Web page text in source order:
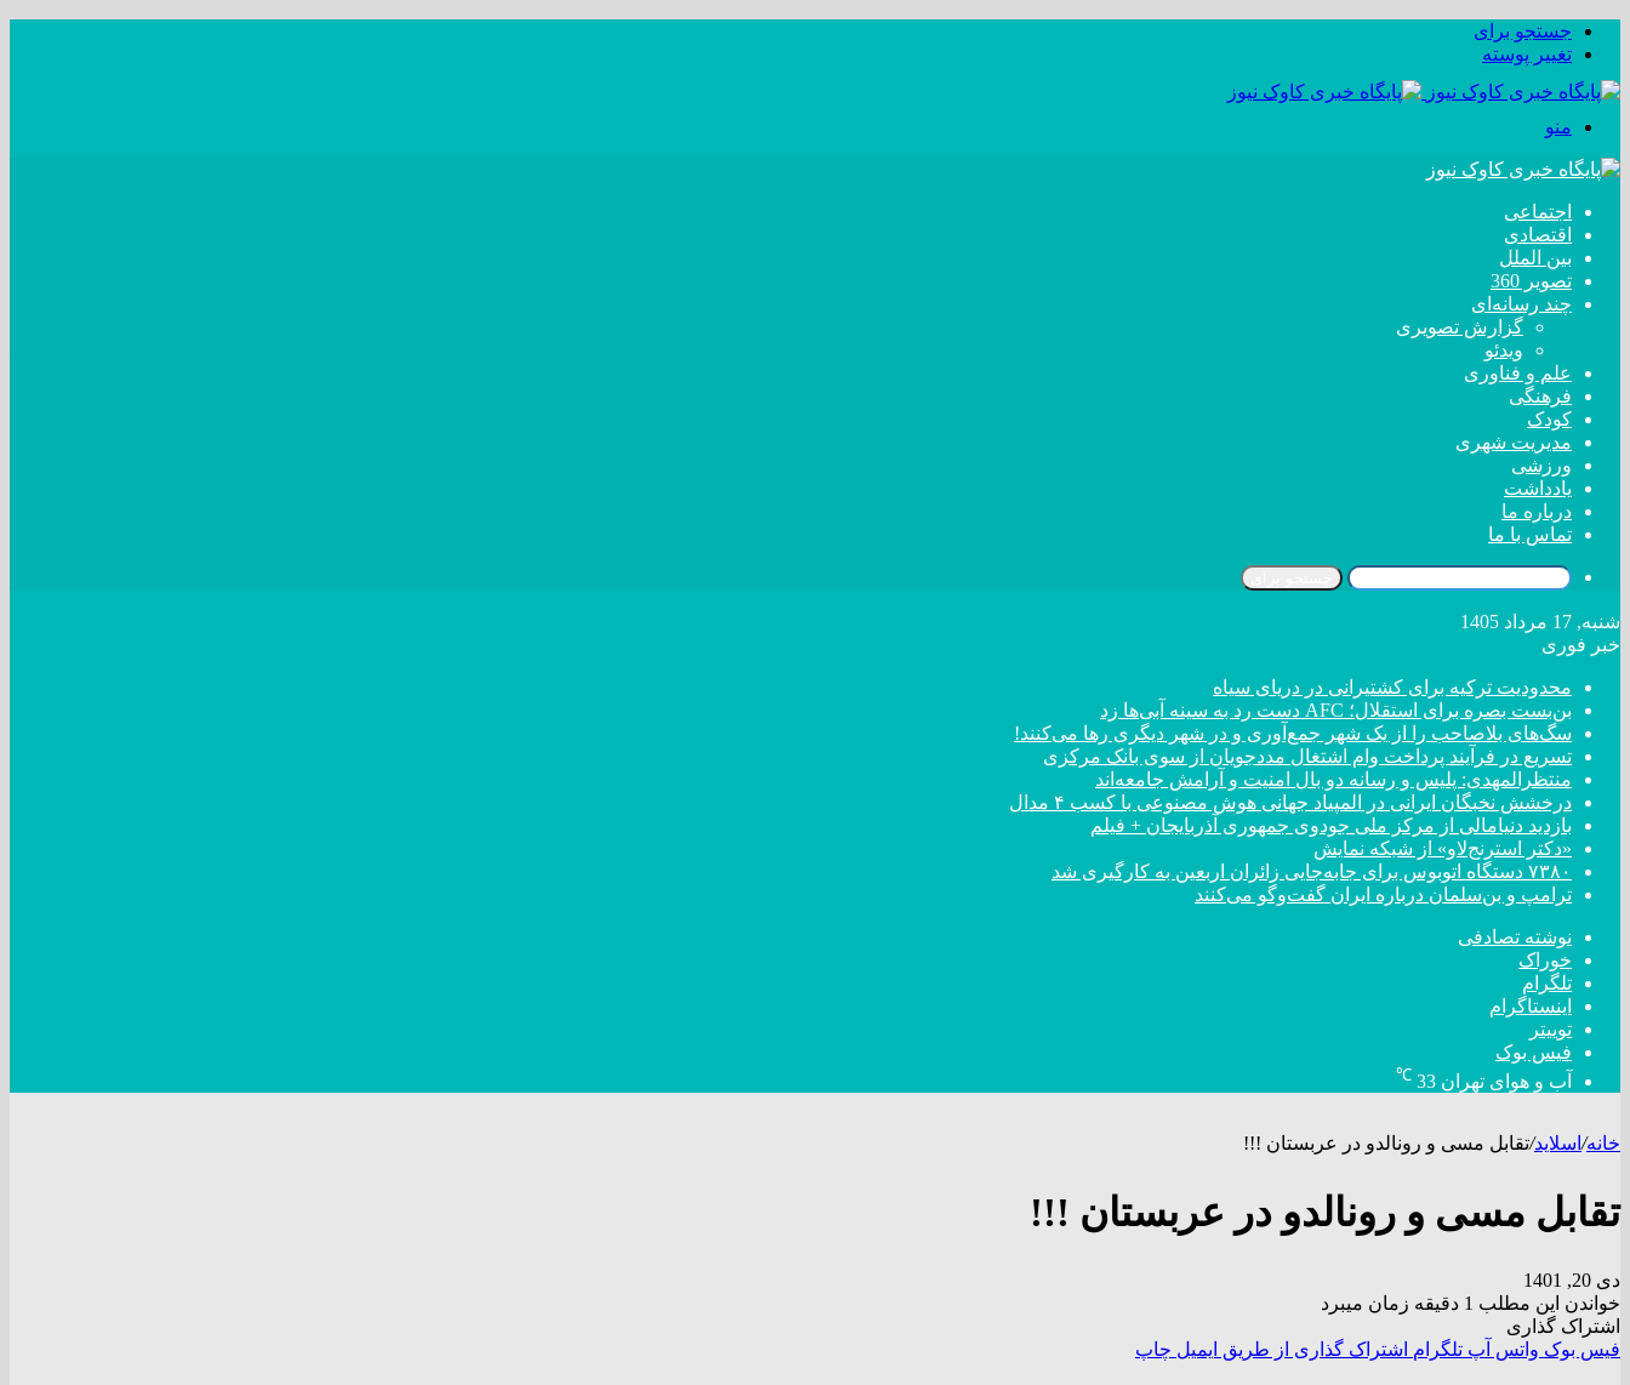
جستجو برای
تغییر پوسته
منو
اجتماعی
اقتصادی
بین الملل
تصویر 360
چند رسانه‌ای
گزارش تصویری
ویدئو
علم و فناوری
فرهنگی
کودک
مدیریت شهری
ورزشی
یادداشت
درباره ما
تماس با ما
شنبه, 17 مرداد 1405
خبر فوری
محدودیت ترکیه برای کشتیرانی در دریای سیاه
بن‌بست بصره برای استقلال؛ AFC دست رد به سینه آبی‌ها زد
سگ‌های بلاصاحب را از یک شهر جمع‌آوری و در شهر دیگری رها می‌کنند!
تسریع در فرآیند پرداخت وام اشتغال مددجویان از سوی بانک مرکزی
منتظرالمهدی: پلیس و رسانه دو بال امنیت و آرامش جامعه‌اند
درخشش نخبگان ایرانی در المپیاد جهانی هوش مصنوعی با کسب ۴ مدال
بازدید دنیامالی از مرکز ملی جودوی جمهوری آذربایجان + فیلم
«دکتر استرنج‌لاو» از شبکه نمایش
۷۳۸۰ دستگاه اتوبوس برای جابه‌جایی زائران اربعین به کارگیری شد
ترامپ و بن‌سلمان درباره ایران گفت‌و‌گو می‌کنند
نوشته تصادفی
خوراک
تلگرام
اینستاگرام
توییتر
فیس بوک
آب و هوای تهران 33
℃
خانه/ اسلاید/تقابل مسی و رونالدو در عربستان !!!
تقابل مسی و رونالدو در عربستان !!!
دی 20, 1401
خواندن این مطلب 1 دقیقه زمان میبرد
اشتراک گذاری
فیس بوک واتس آپ تلگرام اشتراک گذاری از طریق ایمیل چاپ